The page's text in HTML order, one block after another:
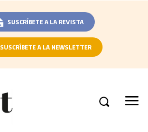
SUSCRÍBETE A LA REVISTA
SUSCRÍBETE A LA NEWSLETTER